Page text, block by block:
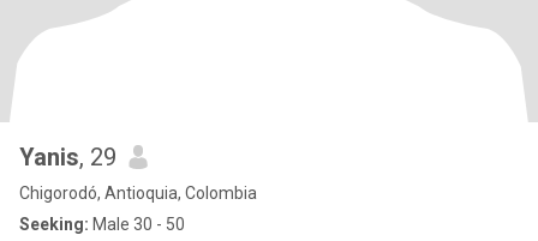
Yanis, 29
Chigorodó, Antioquia, Colombia
Seeking: Male 30 - 50